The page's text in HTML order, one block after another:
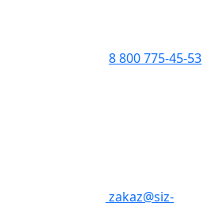
8 800 775-45-53
zakaz@siz-